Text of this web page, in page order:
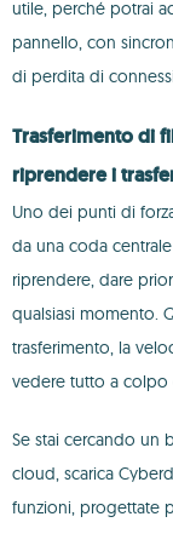
utile, perché potrai
pannello, con
di perdita di
Trasferimento di
riprendere i
Uno dei punti di
da una coda
riprendere, dare
qualsiasi momento.
trasferimento, la
vedere tutto a
Se stai cercando un
cloud, scarica
funzioni, progettate